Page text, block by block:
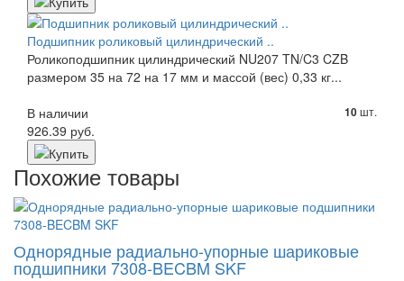
Подшипник роликовый цилиндрический ..
Роликоподшипник цилиндрический NU207 TN/C3 CZB
размером 35 на 72 на 17 мм и массой (вес) 0,33 кг...
В наличии
10шт.
926.39 руб.
Похожие товары
Однорядные радиально-упорные шариковые
подшипники 7308-BECBM SKF